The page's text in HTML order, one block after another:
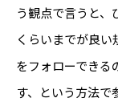
う観点で言うと、
くらいまでが良
をフォローできる
す、という方法で